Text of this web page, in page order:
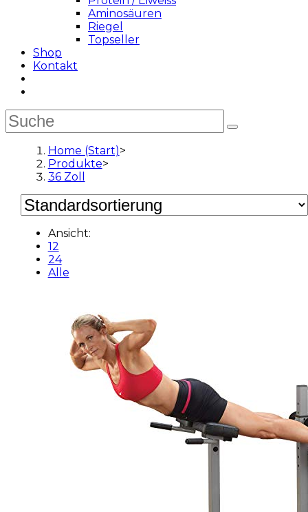
Aminosäuren
Riegel
Topseller
Shop
Kontakt
Home (Start)>
Produkte>
36 Zoll
Ansicht:
12
24
Alle